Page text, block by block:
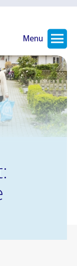
Menu